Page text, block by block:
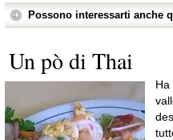
Possono interessarti anche
Un pò di Thai
Ha